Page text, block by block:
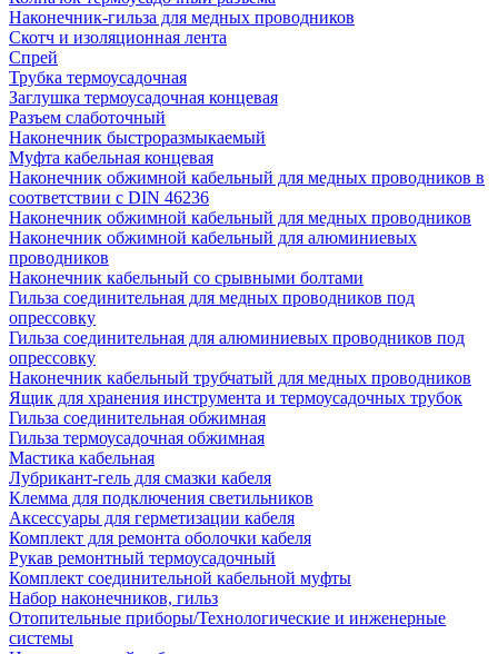
Наконечник-гильза для медных проводников
Скотч и изоляционная лента
Спрей
Трубка термоусадочная
Заглушка термоусадочная концевая
Разъем слаботочный
Наконечник быстроразмыкаемый
Муфта кабельная концевая
Наконечник обжимной кабельный для медных проводников в
соответствии с DIN 46236
Наконечник обжимной кабельный для медных проводников
Наконечник обжимной кабельный для алюминиевых
проводников
Наконечник кабельный со срывными болтами
Гильза соединительная для медных проводников под
опрессовку
Гильза соединительная для алюминиевых проводников под
опрессовку
Наконечник кабельный трубчатый для медных проводников
Ящик для хранения инструмента и термоусадочных трубок
Гильза соединительная обжимная
Гильза термоусадочная обжимная
Мастика кабельная
Лубрикант-гель для смазки кабеля
Клемма для подключения светильников
Аксессуары для герметизации кабеля
Комплект для ремонта оболочки кабеля
Рукав ремонтный термоусадочный
Комплект соединительной кабельной муфты
Набор наконечников, гильз
Отопительные приборы/Технологические и инженерные
системы